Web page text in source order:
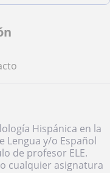
Hispánica en la
Lengua y/o Español
de profesor ELE.
cualquier asignatura